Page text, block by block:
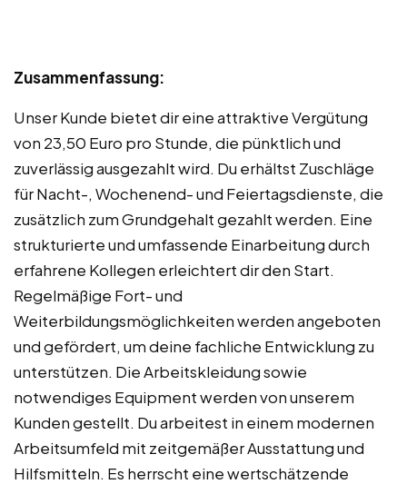
Zusammenfassung:
Unser Kunde bietet dir eine attraktive Vergütung
von 23,50 Euro pro Stunde, die pünktlich und
zuverlässig ausgezahlt wird. Du erhältst Zuschläge
für Nacht-, Wochenend- und Feiertagsdienste, die
zusätzlich zum Grundgehalt gezahlt werden. Eine
strukturierte und umfassende Einarbeitung durch
erfahrene Kollegen erleichtert dir den Start.
Regelmäßige Fort- und
Weiterbildungsmöglichkeiten werden angeboten
und gefördert, um deine fachliche Entwicklung zu
unterstützen. Die Arbeitskleidung sowie
notwendiges Equipment werden von unserem
Kunden gestellt. Du arbeitest in einem modernen
Arbeitsumfeld mit zeitgemäßer Ausstattung und
Hilfsmitteln. Es herrscht eine wertschätzende